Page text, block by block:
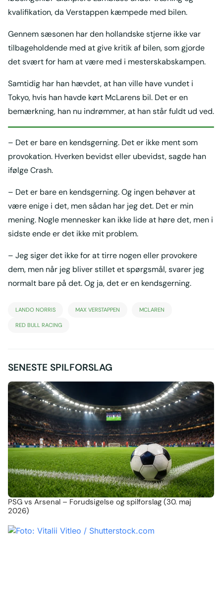
kvalifikation, da Verstappen kæmpede med bilen.
Gennem sæsonen har den hollandske stjerne ikke var
tilbageholdende med at give kritik af bilen, som gjorde
det svært for ham at være med i mesterskabskampen.
Samtidig har han hævdet, at han ville have vundet i
Tokyo, hvis han havde kørt McLarens bil. Det er en
bemærkning, han nu indrømmer, at han står fuldt ud ved.
– Det er bare en kendsgerning. Det er ikke ment som
provokation. Hverken bevidst eller ubevidst, sagde han
ifølge Crash.
– Det er bare en kendsgerning. Og ingen behøver at
være enige i det, men sådan har jeg det. Det er min
mening. Nogle mennesker kan ikke lide at høre det, men i
sidste ende er det ikke mit problem.
– Jeg siger det ikke for at tirre nogen eller provokere
dem, men når jeg bliver stillet et spørgsmål, svarer jeg
normalt bare på det. Og ja, det er en kendsgerning.
LANDO NORRIS MAX VERSTAPPEN MCLAREN
RED BULL RACING
SENESTE SPILFORSLAG
PSG vs Arsenal – Forudsigelse og spilforslag (30. maj
2026)